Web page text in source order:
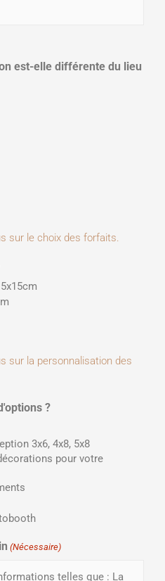
est-elle différente du lieu
sur le choix des forfaits.
sur la personnalisation des
?
3x6, 4x8, 5x8
pour votre
(Nécessaire)